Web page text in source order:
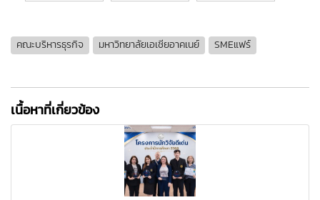
คณะบริหารธุรกิจ มหาวิทยาลัยเอเชียอาคเนย์ SMEแฟร์
เนื้อหาที่เกี่ยวข้อง